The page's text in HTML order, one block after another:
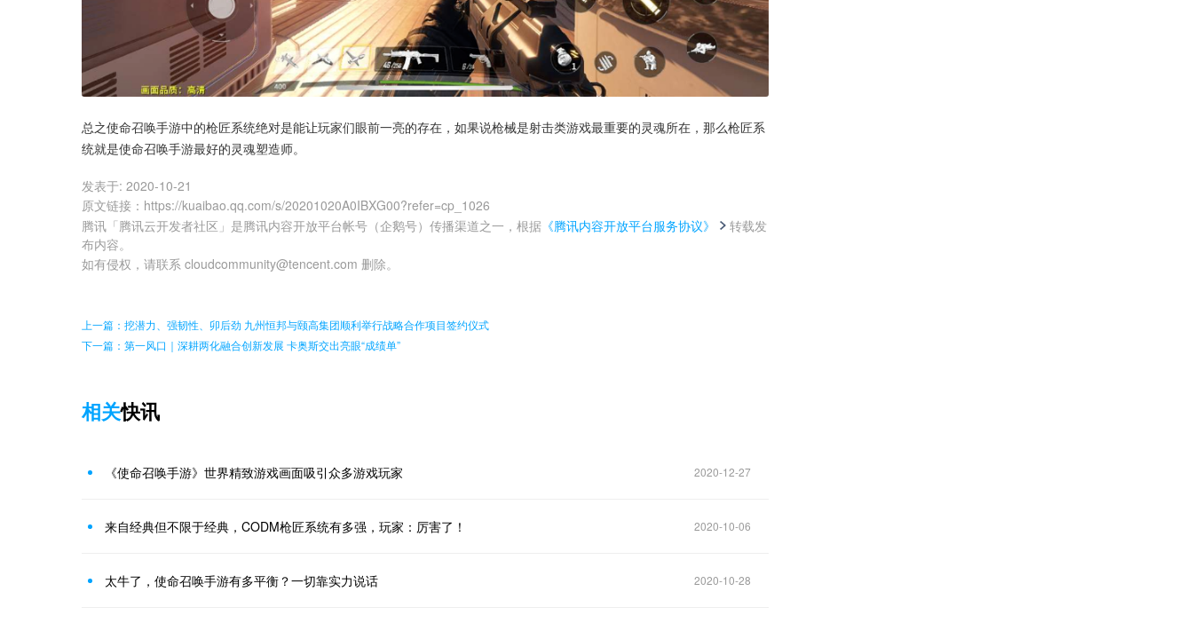
总之使命召唤手游中的枪匠系统绝对是能让玩家们眼前一亮的存在，如果说枪械是射击类游戏最重要的灵魂所在，那么枪匠系
统就是使命召唤手游最好的灵魂塑造师。
发表于: 2020-10-21
原文链接 ： https://kuaibao.qq.com/s/20201020A0IBXG00?refer=cp_1026
腾讯「腾讯云开发者社区」是腾讯内容开放平台帐号（企鹅号）传播渠道之一，根据 《腾讯内容开放平台服务协议》
转载发
布内容。
如有侵权，请联系 cloudcommunity@tencent.com 删除。
上一篇：挖潜力、强韧性、卯后劲 九州恒邦与颐高集团顺利举行战略合作项目签约仪式
下一篇：第一风口｜深耕两化融合创新发展 卡奥斯交出亮眼“成绩单”
相关快讯
《使命召唤手游》世界精致游戏画面吸引众多游戏玩家 2020-12-27
来自经典但不限于经典，CODM枪匠系统有多强，玩家：厉害了！ 2020-10-06
太牛了，使命召唤手游有多平衡？一切靠实力说话 2020-10-28